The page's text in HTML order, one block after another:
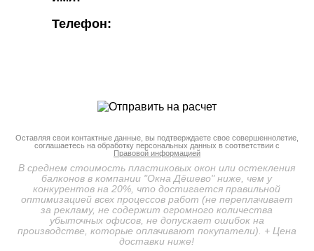
Телефон:
Оставляя свои контактные данные, вы подтверждаете свое совершеннолетие,
соглашаетесь на обработку персональных данных в соответствии с
Правовой информацией
В среднем стоимость пластиковых окон или остекления
балконов в компании "Окна Дёшево" ниже, чем у
конкурентов на 20%, что достигается правильной
оптимизацией всех процессов работ (не переплачивает
за рекламу, не содержит огромного количества
убыточных офисов, не допускает ошибок на
производстве, которые оплачивают покупатели). + Цена
доставки ниже!